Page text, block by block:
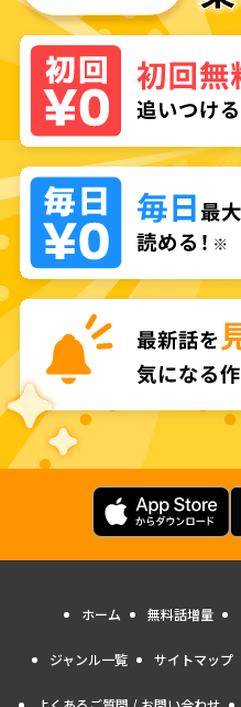
ホーム 無料話増量
ジャンル一覧 サイトマップ